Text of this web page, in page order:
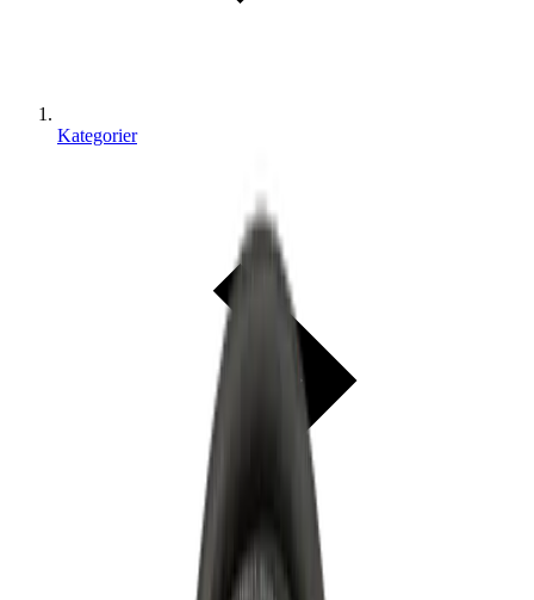
Kategorier